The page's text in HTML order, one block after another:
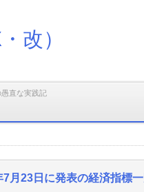
改）
直な実践記
7月23日に発表の経済指標